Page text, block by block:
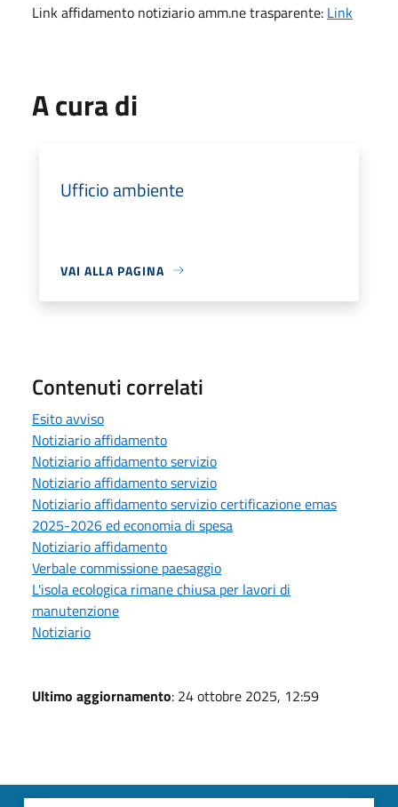
Link affidamento notiziario amm.ne trasparente: Link
A cura di
Ufficio ambiente
VAI ALLA PAGINA
Contenuti correlati
Esito avviso
Notiziario affidamento
Notiziario affidamento servizio
Notiziario affidamento servizio
Notiziario affidamento servizio certificazione emas
2025-2026 ed economia di spesa
Notiziario affidamento
Verbale commissione paesaggio
L'isola ecologica rimane chiusa per lavori di
manutenzione
Notiziario
Ultimo aggiornamento: 24 ottobre 2025, 12:59